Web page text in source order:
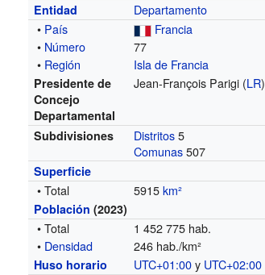
Entidad
Departamento
• País
Francia
• Número
77
• Región Isla de Francia
Presidente de
Concejo
Departamental
Jean-François Parigi (LR)
Subdivisiones Distritos5
Comunas507
Superficie
• Total 5915km²
Población (2023)
• Total
1 452 775 hab.
• Densidad 246 hab./km²
Huso horario UTC+01:00y UTC+02:00